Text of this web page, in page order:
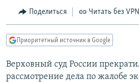
поискуСЕВЕР.РЕАЛИИ
СИБИРЬ.РЕАЛИИ
ПОДПИШИТЕСЬ НА РАССЫЛКУ
Поделиться Читать без VPN
Приоритетный источник в Google
Верховный суд России
рассмотрение дела по жалобе